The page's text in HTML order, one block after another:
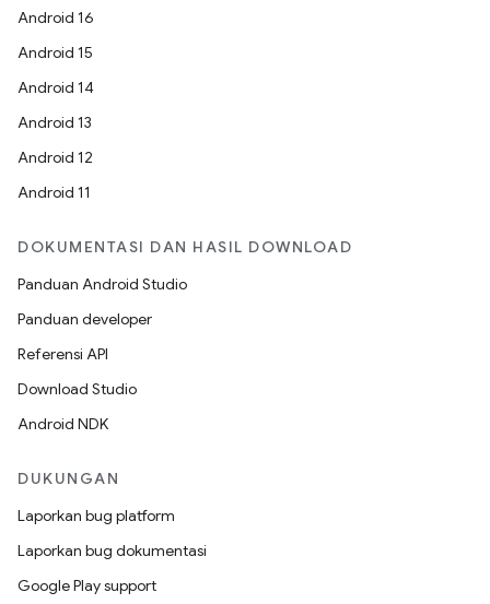
Android 16
Android 15
Android 14
Android 13
Android 12
Android 11
DOKUMENTASI DAN HASIL DOWNLOAD
Panduan Android Studio
Panduan developer
Referensi API
Download Studio
Android NDK
DUKUNGAN
Laporkan bug platform
Laporkan bug dokumentasi
Google Play support